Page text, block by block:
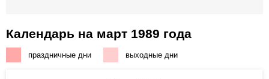
Календарь на март 1989 года
праздничные дни выходные дни